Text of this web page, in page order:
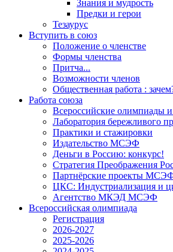
Знания и мудрость
Предки и герои
Тезаурус
Вступить в союз
Положение о членстве
Формы членства
Притча...
Возможности членов
Общественная работа :
Работа союза
Всероссийские олимпиады
Лаборатория бережливого
Практики и стажировки
Издательство МСЭФ
Деньги в Россию: конкурс!
Стратегия Преображения
Партнёрские проекты
ЦКС: Индустриализация и
Агентство МКЭД МСЭФ
Всероссийская олимпиада
Регистрация
2026-2027
2025-2026